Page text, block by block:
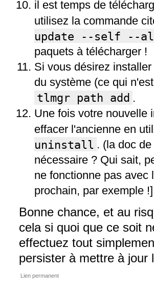
il est temps de
utilisez la commande
update --self --
paquets à télécharger !
Si vous désirez
du système (ce qui
tlmgr path add .
Une fois votre nouvelle
effacer l'ancienne en
uninstall . (la doc de
nécessaire ? Qui sait,
ne fonctionne pas avec
prochain, par exemple !]
Bonne chance, et au
cela si quoi que ce soit
effectuez tout
persister à mettre à jour
Lien permanent